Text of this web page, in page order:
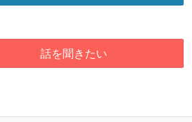
話を聞きたい